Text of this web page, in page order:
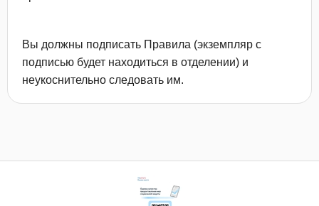
Вы должны подписать Правила (экземпляр с
подписью будет находиться в отделении) и
неукоснительно следовать им.